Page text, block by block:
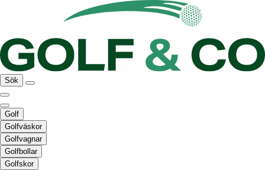
Sök
Golf
Golfväskor
Golfvagnar
Golfbollar
Golfskor